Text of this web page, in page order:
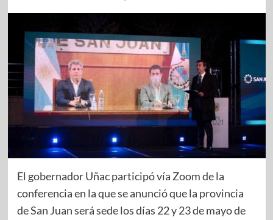
El gobernador Uñac participó vía Zoom de la
conferencia en la que se anunció que la provincia
de San Juan será sede los días 22 y 23 de mayo de